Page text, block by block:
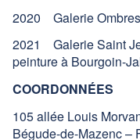
2020 Galerie
2021 Galerie Saint
peinture à Bourgoin-
COORDONNÉES
105 allée Louis
Bégude-de-Mazenc –